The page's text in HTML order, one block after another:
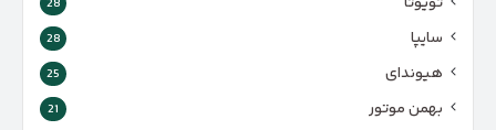
سایپا 28
هیوندای 25
بهمن موتور 21